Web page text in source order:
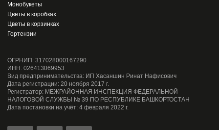
Монобукеты
Цветы в коробках
Цветы в корзинках
Гортензии
ОГРНИП: 317028000167290
ИНН: 026413069953
Вид предпринимательства: ИП Хасаншин Ринат Нафисович
Дата регистрации: 20 ноября 2017 г.
Регистратор: МЕЖРАЙОННАЯ ИНСПЕКЦИЯ ФЕДЕРАЛЬНОЙ
НАЛОГОВОЙ СЛУЖБЫ № 39 ПО РЕСПУБЛИКЕ БАШКОРТОСТАН
Дата постановки на учёт: 4 февраля 2022 г.